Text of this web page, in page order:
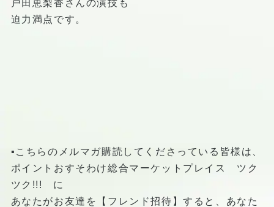
戸田恵梨香さんの演技も
迫力満点です。
▪️こちらのメルマガ購読してくださっている皆様は、
ポイントおすそわけ総合マーケットプレイス ツク
ツク!!! に
あなたがお友達を【フレンド招待】すると、あなた